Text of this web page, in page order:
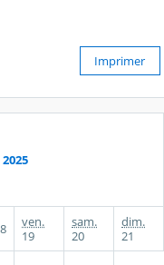
Imprimer
ven.
19
sam.
20
dim.
21